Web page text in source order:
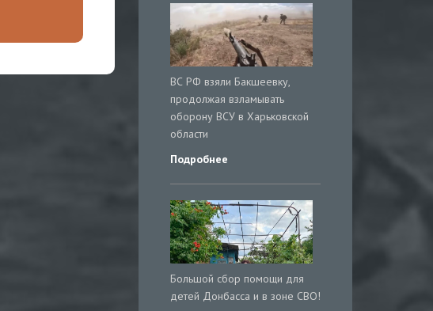
ВС РФ взяли Бакшеевку,
продолжая взламывать
оборону ВСУ в Харьковской
области
Подробнее
Большой сбор помощи для
детей Донбасса и в зоне СВО!